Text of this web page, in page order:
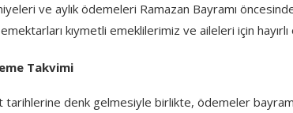
ve aylık ödemeleri Ramazan Bayramı
kıymetli emeklilerimiz ve aileleri için hayırlı
Takvimi
tarihlerine denk gelmesiyle birlikte, ödemeler